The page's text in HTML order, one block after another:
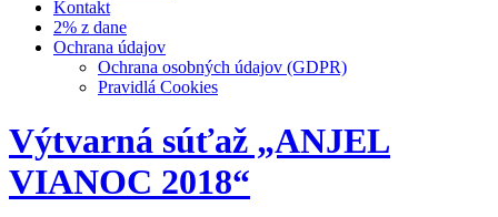
Kontakt
2% z dane
Ochrana údajov
Ochrana osobných údajov (GDPR)
Pravidlá Cookies
Výtvarná súťaž „ANJEL
VIANOC 2018“